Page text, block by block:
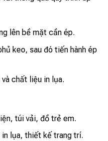
lên bề mặt cần ép.
keo, sau đó tiến hành ép
chất liệu in lụa.
túi vải, đồ trẻ em.
lụa, thiết kế trang trí.